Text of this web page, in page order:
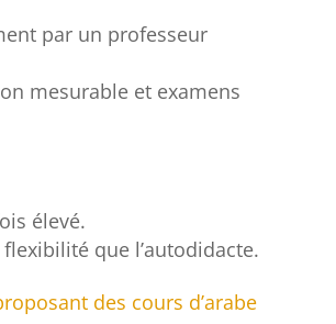
par un professeur
mesurable et examens
élevé.
que l’autodidacte.
des cours d’arabe